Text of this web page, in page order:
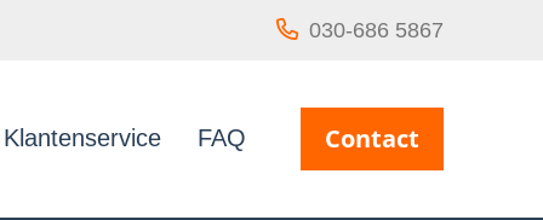
030-686 5867
Contact
Klantenservice FAQ